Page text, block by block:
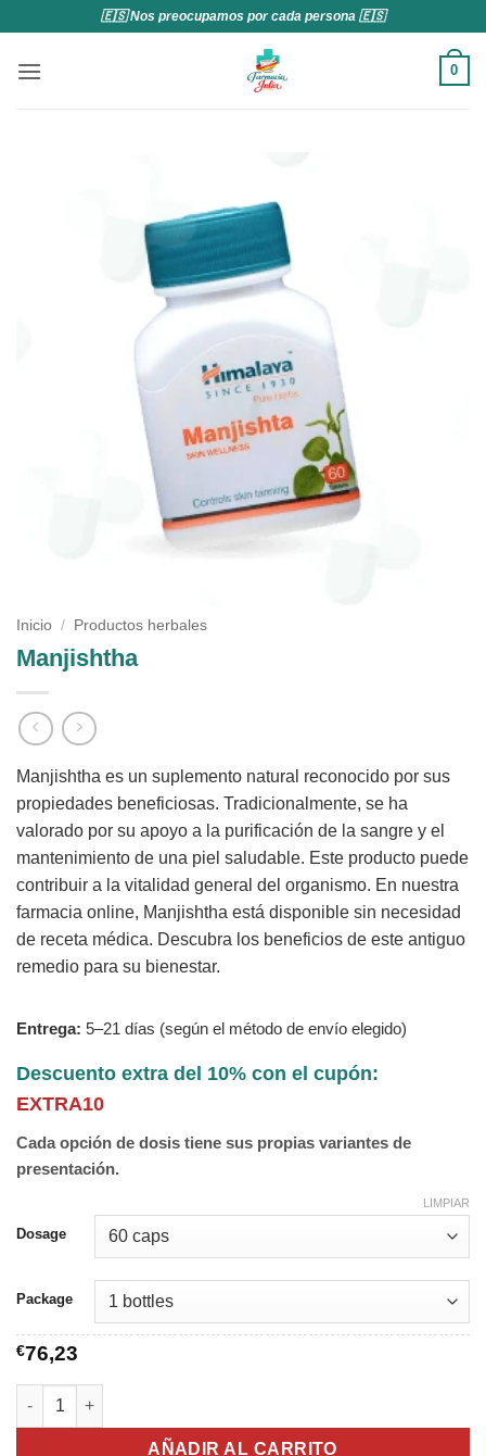
contenido
🇪🇸 Nos preocupamos por cada persona 🇪🇸
0
Inicio / Productos herbales
Manjishtha
Manjishtha es un suplemento natural reconocido por sus
propiedades beneficiosas. Tradicionalmente, se ha
valorado por su apoyo a la purificación de la sangre y el
mantenimiento de una piel saludable. Este producto puede
contribuir a la vitalidad general del organismo. En nuestra
farmacia online, Manjishtha está disponible sin necesidad
de receta médica. Descubra los beneficios de este antiguo
remedio para su bienestar.
Entrega: 5–21 días (según el método de envío elegido)
Descuento extra del 10% con el cupón:
EXTRA10
Cada opción de dosis tiene sus propias variantes de
presentación.
Dosage
Package
LIMPIAR
€76,23
Manjishtha cantidad
AÑADIR AL CARRITO